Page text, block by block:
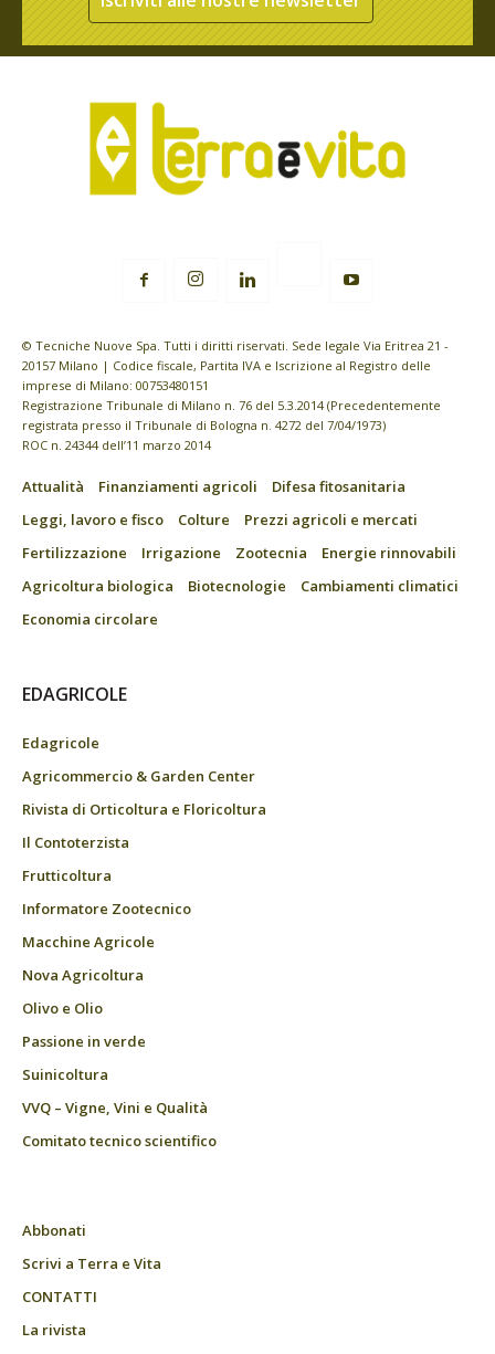
© Tecniche Nuove Spa. Tutti i diritti riservati. Sede legale Via Eritrea 21 -
20157 Milano | Codice fiscale, Partita IVA e Iscrizione al Registro delle
imprese di Milano: 00753480151
Registrazione Tribunale di Milano n. 76 del 5.3.2014 (Precedentemente
registrata presso il Tribunale di Bologna n. 4272 del 7/04/1973)
ROC n. 24344 dell’11 marzo 2014
Attualità Finanziamenti agricoli
Difesa fitosanitaria
Leggi, lavoro e fisco
Colture
Prezzi agricoli e mercati
Fertilizzazione
Irrigazione Zootecnia
Energie rinnovabili
Agricoltura biologica
Biotecnologie
Cambiamenti climatici
Economia circolare
EDAGRICOLE
Edagricole
Agricommercio & Garden Center
Rivista di Orticoltura e Floricoltura
Il Contoterzista
Frutticoltura
Informatore Zootecnico
Macchine Agricole
Nova Agricoltura
Olivo e Olio
Passione in verde
Suinicoltura
VVQ – Vigne, Vini e Qualità
Comitato tecnico scientifico
Abbonati
Scrivi a Terra e Vita
CONTATTI
La rivista